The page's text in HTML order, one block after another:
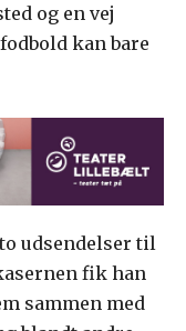
og en vej
kan bare
udsendelser til
fik han
sammen med